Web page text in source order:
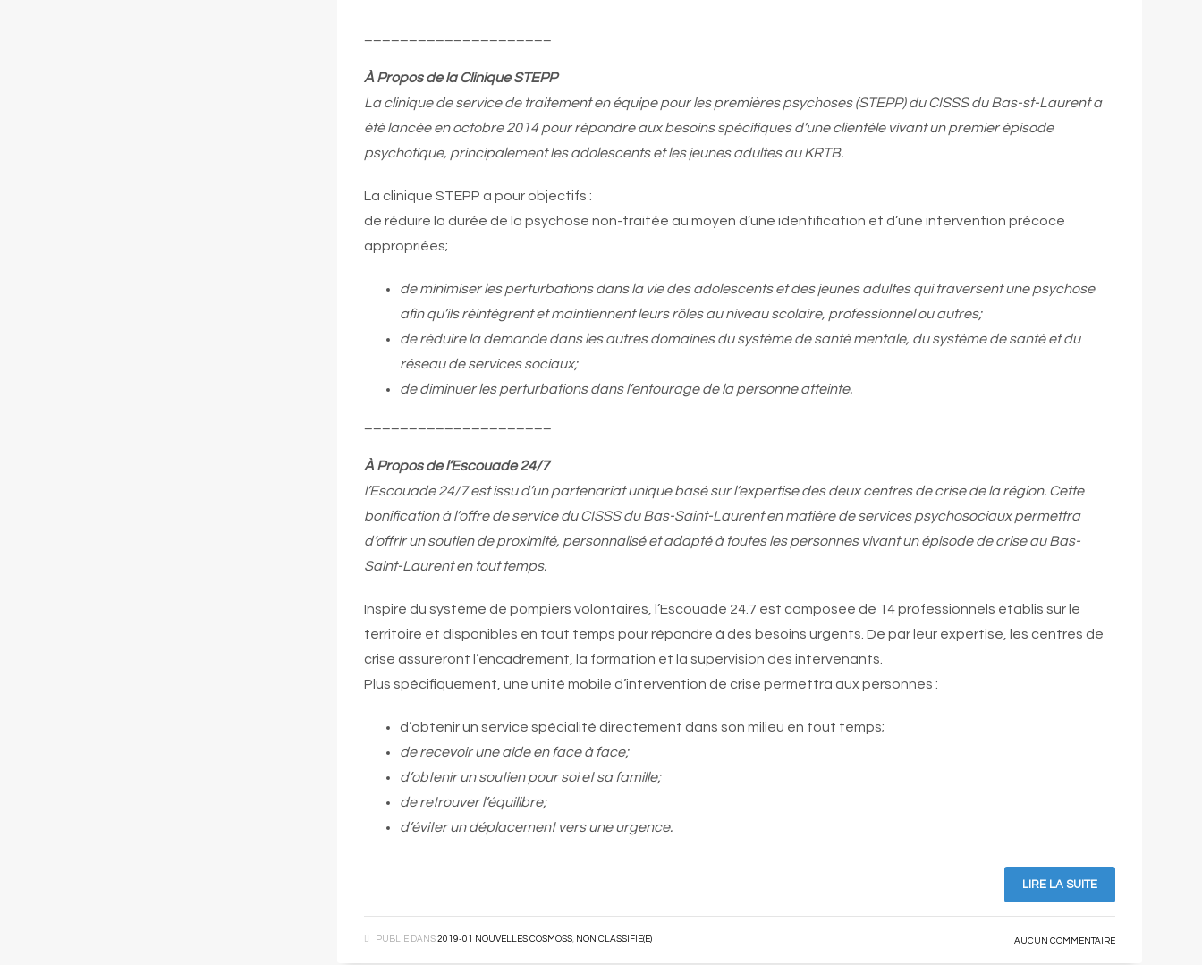
À Propos de la Clinique STEPP
La clinique de service de traitement en équipe pour les premières psychoses (STEPP) du CISSS du Bas-st-Laurent a
été lancée en octobre 2014 pour répondre aux besoins spécifiques d’une clientèle vivant un premier épisode
psychotique, principalement les adolescents et les jeunes adultes au KRTB.
La clinique STEPP a pour objectifs :
de réduire la durée de la psychose non-traitée au moyen d’une identification et d’une intervention précoce
appropriées;
de minimiser les perturbations dans la vie des adolescents et des jeunes adultes qui traversent une psychose
afin qu’ils réintègrent et maintiennent leurs rôles au niveau scolaire, professionnel ou autres;
de réduire la demande dans les autres domaines du système de santé mentale, du système de santé et du
réseau de services sociaux;
de diminuer les perturbations dans l’entourage de la personne atteinte.
À Propos de l’Escouade 24/7
l’Escouade 24/7 est issu d’un partenariat unique basé sur l’expertise des deux centres de crise de la région. Cette
bonification à l’offre de service du CISSS du Bas-Saint-Laurent en matière de services psychosociaux permettra
d’offrir un soutien de proximité, personnalisé et adapté à toutes les personnes vivant un épisode de crise au Bas-
Saint-Laurent en tout temps.
Inspiré du système de pompiers volontaires, l’Escouade 24.7 est composée de 14 professionnels établis sur le
territoire et disponibles en tout temps pour répondre à des besoins urgents. De par leur expertise, les centres de
crise assureront l’encadrement, la formation et la supervision des intervenants.
Plus spécifiquement, une unité mobile d’intervention de crise permettra aux personnes :
d’obtenir un service spécialité directement dans son milieu en tout temps;
de recevoir une aide en face à face;
d’obtenir un soutien pour soi et sa famille;
de retrouver l’équilibre;
d’éviter un déplacement vers une urgence.
LIRE LA SUITE
PUBLIÉ DANS 2019-01 NOUVELLES COSMOSS, NON CLASSIFIÉ(E) AUCUN COMMENTAIRE